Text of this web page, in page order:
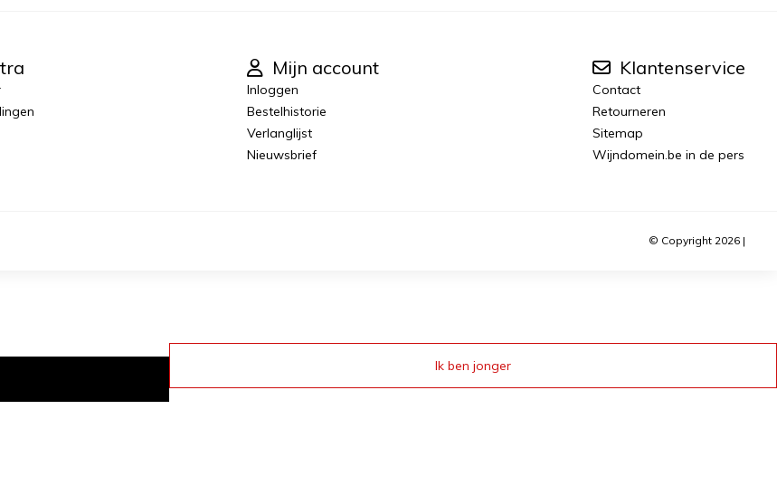
Mijn account
Inloggen
Bestelhistorie
Verlanglijst
Nieuwsbrief
Klantenservice
Contact
Retourneren
Sitemap
Wijndomein.be in de pers
© Copyright 2026 |
Ik ben jonger